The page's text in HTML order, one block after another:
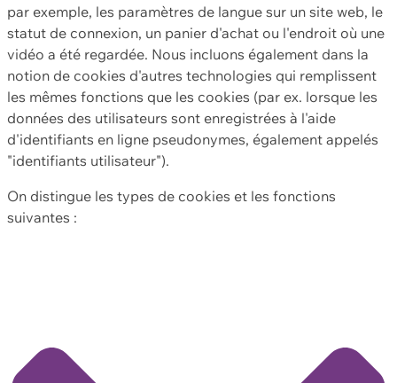
par exemple, les paramètres de langue sur un site web, le
statut de connexion, un panier d'achat ou l'endroit où une
vidéo a été regardée. Nous incluons également dans la
notion de cookies d'autres technologies qui remplissent
les mêmes fonctions que les cookies (par ex. lorsque les
données des utilisateurs sont enregistrées à l'aide
d'identifiants en ligne pseudonymes, également appelés
"identifiants utilisateur").
On distingue les types de cookies et les fonctions
suivantes :